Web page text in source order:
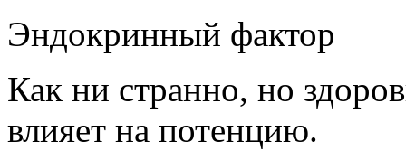
Эндокринный фактор
Как ни странно, но
влияет на потенцию.